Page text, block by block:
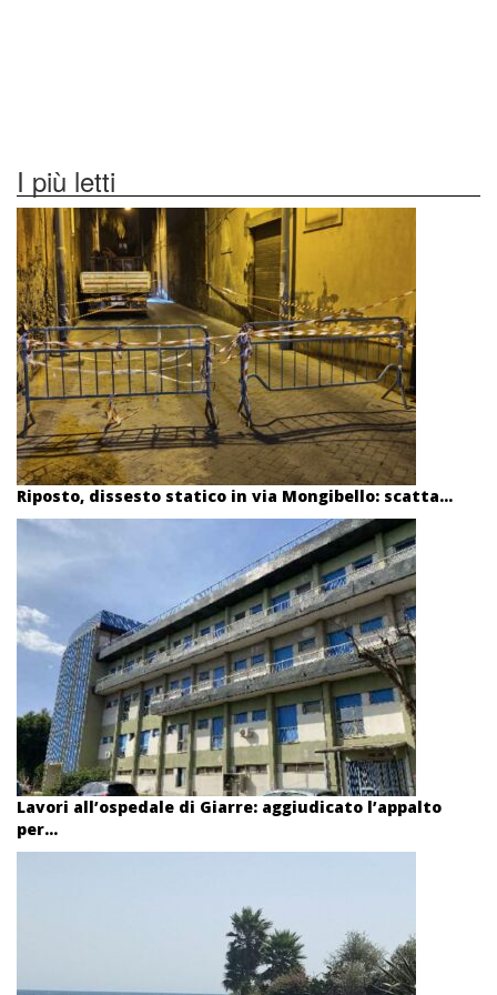
I più letti
Riposto, dissesto statico in via Mongibello: scatta...
Lavori all’ospedale di Giarre: aggiudicato l’appalto
per...